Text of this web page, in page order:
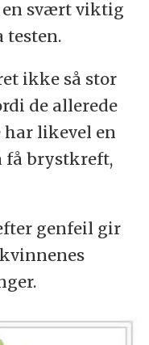
svært viktig
testen.
ikke så stor
de allerede
har likevel en
få brystkreft,
genfeil gir